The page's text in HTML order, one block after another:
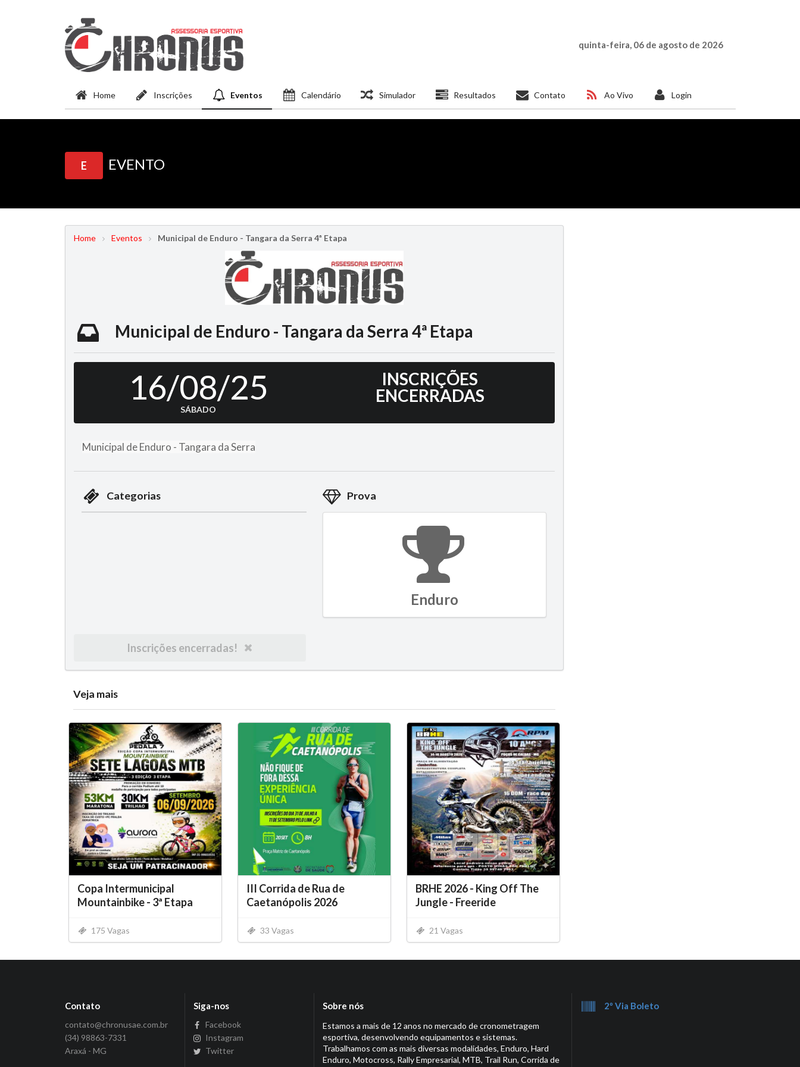
quinta-feira, 06 de agosto de 2026
Home Inscrições Eventos Calendário Simulador Resultados Contato Ao Vivo Login
E EVENTO
Home Eventos Municipal de Enduro - Tangara da Serra 4ª Etapa
Municipal de Enduro - Tangara da Serra 4ª Etapa
16/08/25
SÁBADO
INSCRIÇÕES
ENCERRADAS
Municipal de Enduro - Tangara da Serra
Categorias Prova
Enduro
Inscrições encerradas!
Veja mais
Copa Intermunicipal
Mountainbike - 3ª Etapa
175 Vagas
III Corrida de Rua de
Caetanópolis 2026
33 Vagas
BRHE 2026 - King Off The
Jungle - Freeride
21 Vagas
Contato
contato@chronusae.com.br
(34) 98863-7331
Araxá - MG
Siga-nos
Facebook
Instagram
Twitter
Sobre nós
Estamos a mais de 12 anos no mercado de cronometragem
esportiva, desenvolvendo equipamentos e sistemas.
Trabalhamos com as mais diversas modalidades, Enduro, Hard
Enduro, Motocross, Rally Empresarial, MTB, Trail Run, Corrida de
2º Via Boleto